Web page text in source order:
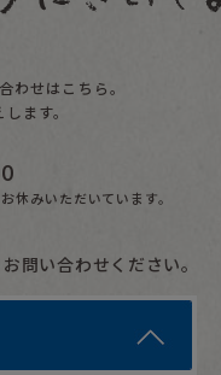
わせはこちら。
ます。
休みいただいています。
問い合わせください。